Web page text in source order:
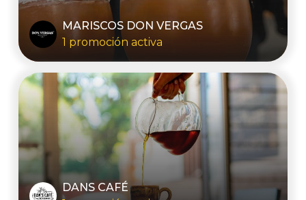
MARISCOS DON VERGAS
1 promoción activa
DANS CAFÉ